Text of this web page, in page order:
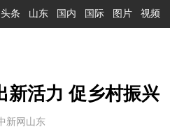
头条 山东 国内 国际 图片 视频
新活力 促乡村振兴
新网山东